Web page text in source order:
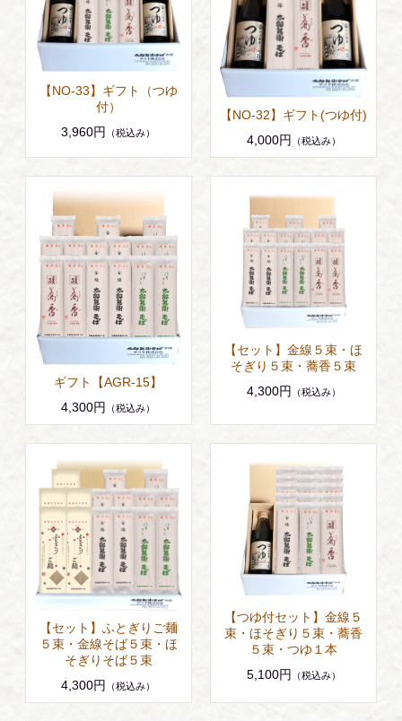
【NO-33】ギフト（つゆ
付）
3,960円
（税込み）
【NO-32】ギフト(つゆ付)
4,000円
（税込み）
ギフト【AGR-15】
4,300円
（税込み）
【セット】金線５束・ほ
そぎり５束・蕎香５束
4,300円
（税込み）
【セット】ふとぎりご麺
５束・金線そば５束・ほ
そぎりそば５束
4,300円
（税込み）
【つゆ付セット】金線５
束・ほそぎり５束・蕎香
５束・つゆ１本
5,100円
（税込み）